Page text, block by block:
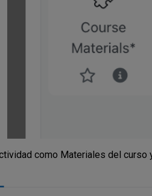
como Materiales del